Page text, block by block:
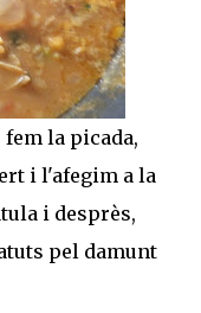
fem la picada,
i l'afegim a la
i desprès,
pel damunt